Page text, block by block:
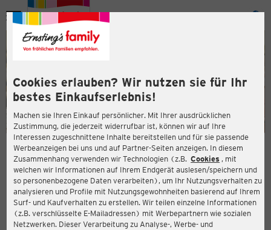
Cookies erlauben? Wir nutzen sie für Ihr
bestes Einkaufserlebnis!
Machen sie Ihren Einkauf persönlicher. Mit Ihrer ausdrücklichen
Zustimmung, die jederzeit widerrufbar ist, können wir auf Ihre
Interessen zugeschnittene Inhalte bereitstellen und für sie passende
Werbeanzeigen bei uns und auf Partner-Seiten anzeigen. In diesem
Zusammenhang verwenden wir Technologien (z.B. Cookies , mit
welchen wir Informationen auf Ihrem Endgerät auslesen/speichern und
so personenbezogene Daten verarbeiten), um Ihr Nutzungsverhalten zu
analysieren und Profile mit Nutzungsgewohnheiten basierend auf Ihrem
Surf- und Kaufverhalten zu erstellen. Wir teilen einzelne Informationen
(z.B. verschlüsselte E-Mailadressen) mit Werbepartnern wie sozialen
Netzwerken. Dieser Verarbeitung zu Analyse-, Werbe- und
Menü
ERNSTING'S FAMILY FILIALE
Bahnhofstr. 67
75417 Mühlacker
4,5
Bewertung: